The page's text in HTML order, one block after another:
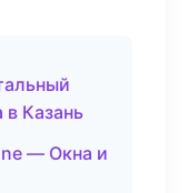
в Казань
— Окна и